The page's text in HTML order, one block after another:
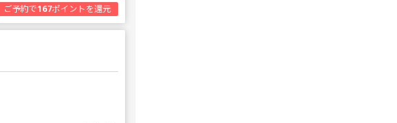
ご予約で167ポイントを還元